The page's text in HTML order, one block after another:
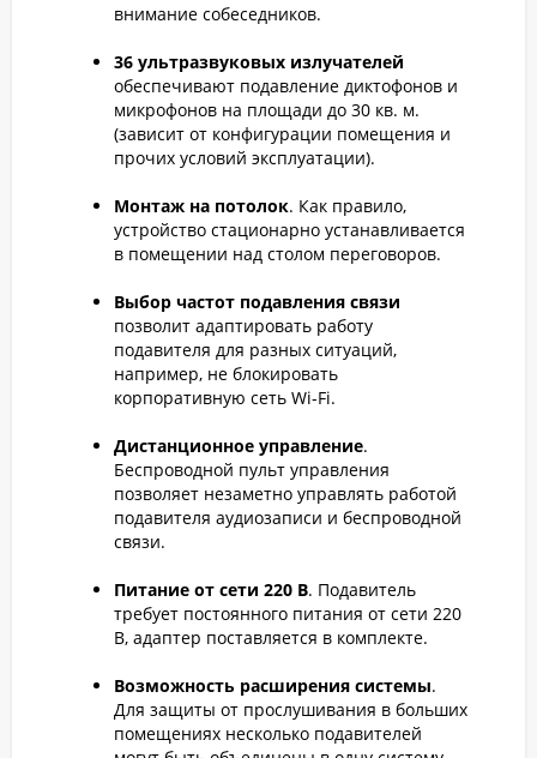
внимание собеседников.
36 ультразвуковых излучателей
обеспечивают подавление диктофонов и
микрофонов на площади до 30 кв. м.
(зависит от конфигурации помещения и
прочих условий эксплуатации).
Монтаж на потолок. Как правило,
устройство стационарно устанавливается
в помещении над столом переговоров.
Выбор частот подавления связи
позволит адаптировать работу
подавителя для разных ситуаций,
например, не блокировать
корпоративную сеть Wi-Fi.
Дистанционное управление.
Беспроводной пульт управления
позволяет незаметно управлять работой
подавителя аудиозаписи и беспроводной
связи.
Питание от сети 220 В. Подавитель
требует постоянного питания от сети 220
В, адаптер поставляется в комплекте.
Возможность расширения системы.
Для защиты от прослушивания в больших
помещениях несколько подавителей